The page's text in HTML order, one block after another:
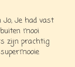
Je had vast
mooi
zijn prachtig